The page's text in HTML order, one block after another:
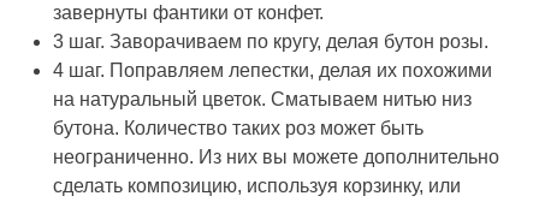
завернуты фантики от конфет.
3 шаг. Заворачиваем по кругу, делая бутон розы.
4 шаг. Поправляем лепестки, делая их похожими
на натуральный цветок. Сматываем нитью низ
бутона. Количество таких роз может быть
неограниченно. Из них вы можете дополнительно
сделать композицию, используя корзинку, или